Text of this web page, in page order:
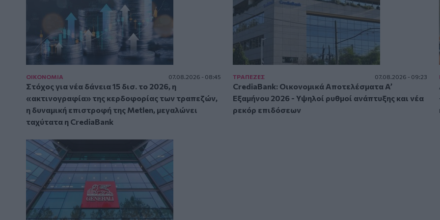
ΟΙΚΟΝΟΜΙΑ 07.08.2026 - 08:45
Στόχος για νέα δάνεια 15 δισ. το 2026, η
«ακτινογραφία» της κερδοφορίας των τραπεζών,
η δυναμική επιστροφή της Metlen, μεγαλώνει
ταχύτατα η CrediaBank
ΤΡAΠΕΖΕΣ 07.08.2026 - 09:23
CrediaBank: Οικονομικά Αποτελέσματα A’
Εξαμήνου 2026 - Υψηλοί ρυθμοί ανάπτυξης και νέα
ρεκόρ επιδόσεων